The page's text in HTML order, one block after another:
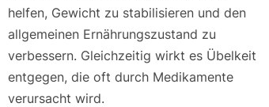
helfen, Gewicht zu stabilisieren und den
allgemeinen Ernährungszustand zu
verbessern. Gleichzeitig wirkt es Übelkeit
entgegen, die oft durch Medikamente
verursacht wird.